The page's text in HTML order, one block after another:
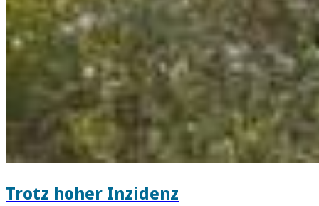
Trotz hoher Inzidenz